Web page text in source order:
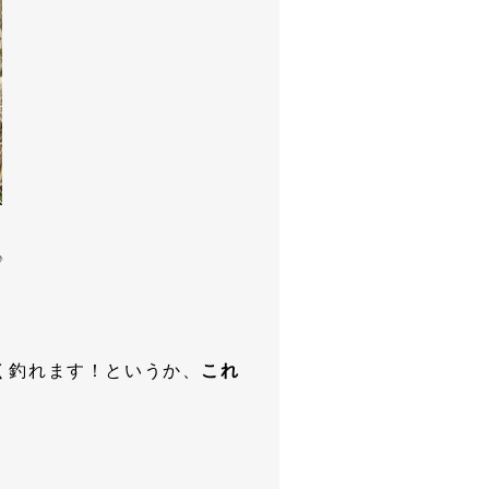
れます！というか、 これ